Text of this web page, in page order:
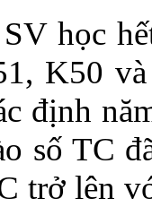
học
K50
định
số TC
trở lên